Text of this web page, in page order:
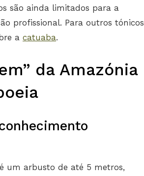
são ainda limitados para a
profissional. Para outros tónicos
a catuaba.
da Amazónia
um arbusto de até 5 metros,